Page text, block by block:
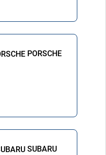
PORSCHE
SUBARU